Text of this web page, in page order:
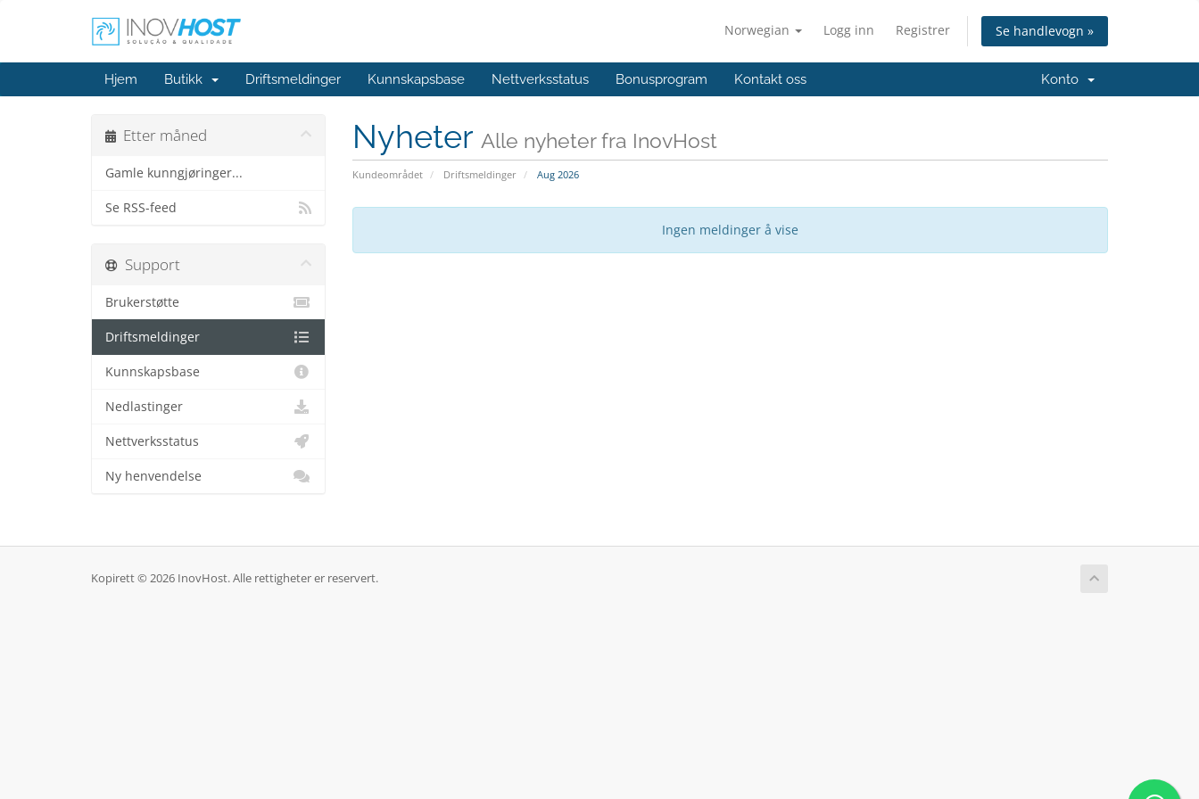
Norwegian Logg inn Registrer Se handlevogn »
Hjem Butikk Driftsmeldinger Kunnskapsbase Nettverksstatus Bonusprogram Kontakt oss Konto
Nyheter Alle nyheter fra InovHost
Kundeområdet Driftsmeldinger Aug 2026
Etter måned
Gamle kunngjøringer...
Se RSS-feed
Ingen meldinger å vise
Support
Brukerstøtte
Driftsmeldinger
Kunnskapsbase
Nedlastinger
Nettverksstatus
Ny henvendelse
Kopirett © 2026 InovHost. Alle rettigheter er reservert.